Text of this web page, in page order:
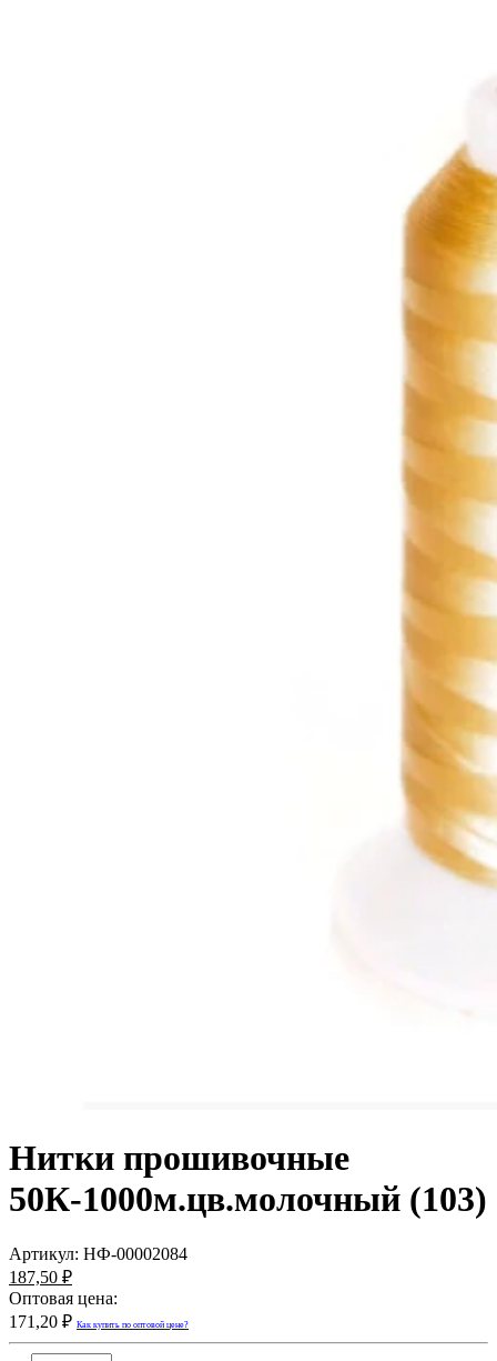
Нитки прошивочные
50К-1000м.цв.молочный (103)
Артикул: НФ-00002084
187,50 ₽
Оптовая цена:
171,20 ₽ Как купить по оптовой цене?